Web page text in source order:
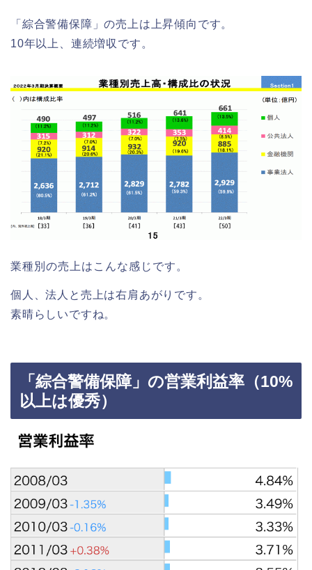
「綜合警備保障」の売上は上昇傾向です。
10年以上、連続増収です。
業種別の売上はこんな感じです。
個人、法人と売上は右肩あがりです。
素晴らしいですね。
「綜合警備保障」の営業利益率（10%
以上は優秀）